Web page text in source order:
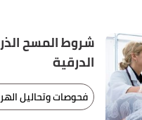
شروط المسح
الدرقية
فحوصات وتحاليل